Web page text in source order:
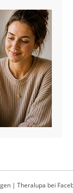
| Theralupa bei